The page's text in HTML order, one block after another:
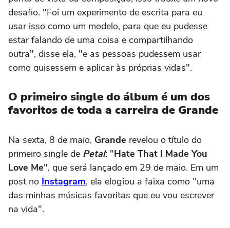
desafio. "Foi um experimento de escrita para eu
usar isso como um modelo, para que eu pudesse
estar falando de uma coisa e compartilhando
outra", disse ela, "e as pessoas pudessem usar
como quisessem e aplicar às próprias vidas".
O primeiro single do álbum é um dos
favoritos de toda a carreira de Grande
Na sexta, 8 de maio, Grande revelou o título do
primeiro single de Petal: "Hate That I Made You
Love Me", que será lançado em 29 de maio. Em um
post no Instagram, ela elogiou a faixa como "uma
das minhas músicas favoritas que eu vou escrever
na vida".